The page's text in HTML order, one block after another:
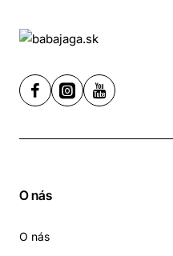
O nás
O nás